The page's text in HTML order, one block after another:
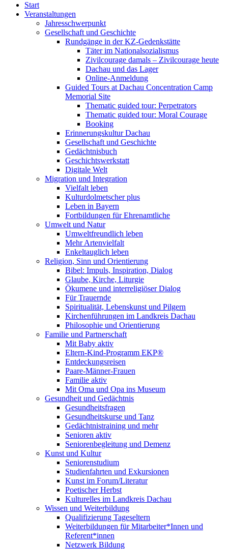
Start
Veranstaltungen
Jahresschwerpunkt
Gesellschaft und Geschichte
Rundgänge in der KZ-Gedenkstätte
Täter im Nationalsozialismus
Zivilcourage damals – Zivilcourage heute
Dachau und das Lager
Online-Anmeldung
Guided Tours at Dachau Concentration Camp
Memorial Site
Thematic guided tour: Perpetrators
Thematic guided tour: Moral Courage
Booking
Erinnerungskultur Dachau
Gesellschaft und Geschichte
Gedächtnisbuch
Geschichtswerkstatt
Digitale Welt
Migration und Integration
Vielfalt leben
Kulturdolmetscher plus
Leben in Bayern
Fortbildungen für Ehrenamtliche
Umwelt und Natur
Umweltfreundlich leben
Mehr Artenvielfalt
Enkeltauglich leben
Religion, Sinn und Orientierung
Bibel: Impuls, Inspiration, Dialog
Glaube, Kirche, Liturgie
Ökumene und interreligiöser Dialog
Für Trauernde
Spiritualität, Lebenskunst und Pilgern
Kirchenführungen im Landkreis Dachau
Philosophie und Orientierung
Familie und Partnerschaft
Mit Baby aktiv
Eltern-Kind-Programm EKP®
Entdeckungsreisen
Paare-Männer-Frauen
Familie aktiv
Mit Oma und Opa ins Museum
Gesundheit und Gedächtnis
Gesundheitsfragen
Gesundheitskurse und Tanz
Gedächtnistraining und mehr
Senioren aktiv
Seniorenbegleitung und Demenz
Kunst und Kultur
Seniorenstudium
Studienfahrten und Exkursionen
Kunst im Forum/Literatur
Poetischer Herbst
Kulturelles im Landkreis Dachau
Wissen und Weiterbildung
Qualifizierung Tageseltern
Weiterbildungen für Mitarbeiter*Innen und
Referent*innen
Netzwerk Bildung